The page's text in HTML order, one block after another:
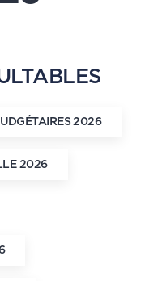
2026
2026